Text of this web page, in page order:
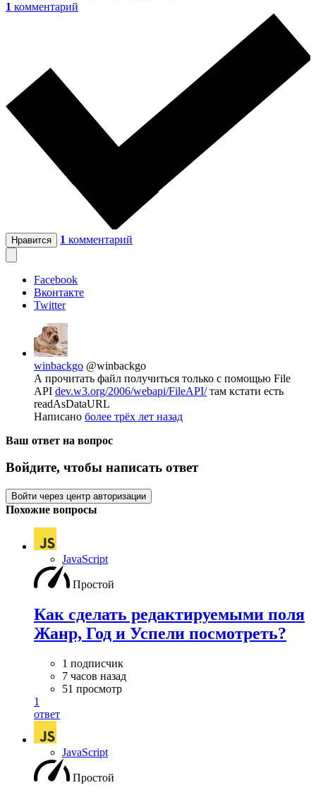
1 комментарий
Нравится 1 комментарий
Facebook
Вконтакте
Twitter
winbackgo @winbackgo
А прочитать файл получиться только с помощью File
API dev.w3.org/2006/webapi/FileAPI/там кстати есть
readAsDataURL
Написано более трёх лет назад
Ваш ответ на вопрос
Войдите, чтобы написать ответ
Войти через центр авторизации
Похожие вопросы
JavaScript
Простой
Как сделать редактируемыми поля
Жанр, Год и Успели посмотреть?
1 подписчик
7 часов назад
51 просмотр
1
ответ
JavaScript
Простой